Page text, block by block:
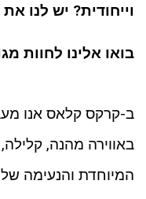
וייחודית? יש לנו
בואו אלינו לחוות
ב-קרקס קלאס אנו
באווירה מהנה,
המיוחדת והנעימה